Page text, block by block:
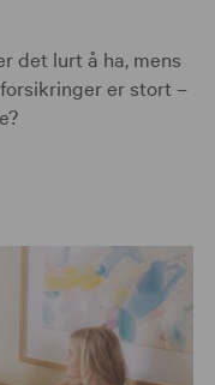
det lurt å ha, mens
er stort –